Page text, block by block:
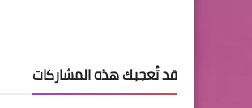
قد تُعجبك هذه المشاركات